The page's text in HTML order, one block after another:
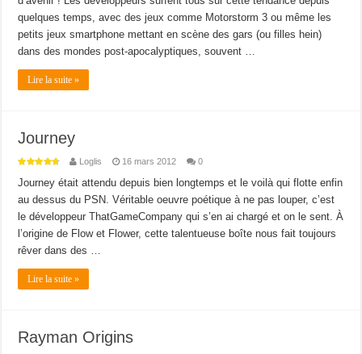
quelques temps, avec des jeux comme Motorstorm 3 ou même les
petits jeux smartphone mettant en scène des gars (ou filles hein)
dans des mondes post-apocalyptiques, souvent …
Lire la suite »
Journey
Loglis 16 mars 2012 0
Journey était attendu depuis bien longtemps et le voilà qui flotte enfin
au dessus du PSN. Véritable oeuvre poétique à ne pas louper, c’est
le développeur ThatGameCompany qui s’en ai chargé et on le sent. À
l’origine de Flow et Flower, cette talentueuse boîte nous fait toujours
rêver dans des …
Lire la suite »
Rayman Origins